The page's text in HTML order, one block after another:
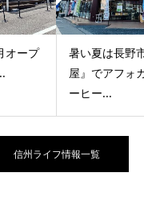
オープ
暑い夏は長野
屋』でアフォ
ーヒー...
信州ライフ情報一覧